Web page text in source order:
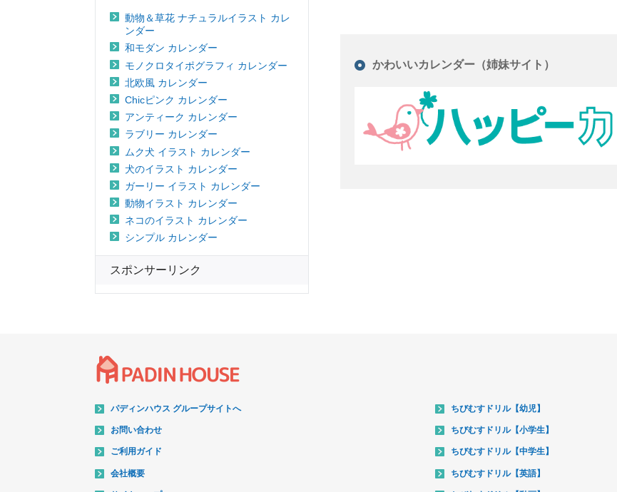
かわいいカレンダー（姉妹サイト）
動物＆草花 ナチュラルイラスト カレ
ンダー
和モダン カレンダー
モノクロタイポグラフィ カレンダー
北欧風 カレンダー
Chicピンク カレンダー
アンティーク カレンダー
ラブリー カレンダー
ムク犬 イラスト カレンダー
犬のイラスト カレンダー
ガーリー イラスト カレンダー
動物イラスト カレンダー
ネコのイラスト カレンダー
シンプル カレンダー
スポンサーリンク
パディンハウス グループサイトへ
お問い合わせ
ご利用ガイド
会社概要
ちびむすドリル【幼児】
ちびむすドリル【小学生】
ちびむすドリル【中学生】
ちびむすドリル【英語】